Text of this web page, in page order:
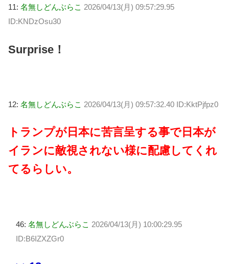
11: 名無しどんぶらこ 2026/04/13(月) 09:57:29.95
ID:KNDzOsu30
Surprise！
12: 名無しどんぶらこ 2026/04/13(月) 09:57:32.40 ID:KktPjfpz0
トランプが日本に苦言呈する事で日本が
イランに敵視されない様に配慮してくれ
てるらしい。
46: 名無しどんぶらこ 2026/04/13(月) 10:00:29.95
ID:B6IZXZGr0